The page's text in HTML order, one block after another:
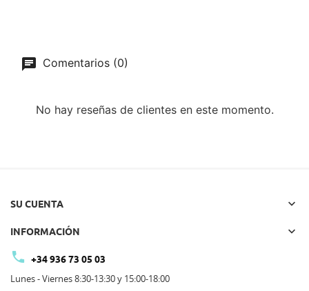
Comentarios (0)
No hay reseñas de clientes en este momento.
SU CUENTA 
INFORMACIÓN 
 +34 936 73 05 03
Lunes - Viernes 8:30-13:30 y 15:00-18:00